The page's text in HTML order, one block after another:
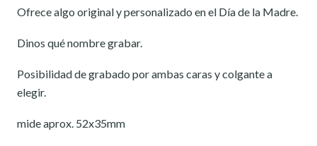
Ofrece algo original y personalizado en el Día de la Madre.
Dinos qué nombre grabar.
Posibilidad de grabado por ambas caras y colgante a
elegir.
mide aprox. 52x35mm